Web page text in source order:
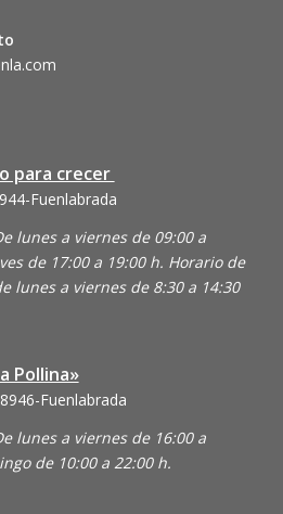
para crecer
Fuenlabrada
lunes a viernes de 09:00 a
de 17:00 a 19:00 h. Horario de
lunes a viernes de 8:30 a 14:30
Pollina»
Fuenlabrada
lunes a viernes de 16:00 a
de 10:00 a 22:00 h.